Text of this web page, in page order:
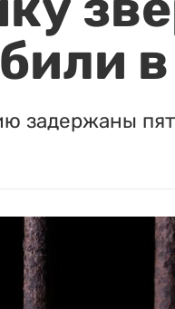
задержаны